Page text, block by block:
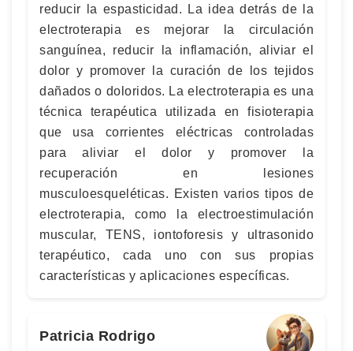
reducir la espasticidad. La idea detrás de la
electroterapia es mejorar la circulación
sanguínea, reducir la inflamación, aliviar el
dolor y promover la curación de los tejidos
dañados o doloridos. La electroterapia es una
técnica terapéutica utilizada en fisioterapia
que usa corrientes eléctricas controladas
para aliviar el dolor y promover la
recuperación en lesiones
musculoesqueléticas. Existen varios tipos de
electroterapia, como la electroestimulación
muscular, TENS, iontoforesis y ultrasonido
terapéutico, cada uno con sus propias
características y aplicaciones específicas.
Patricia Rodrigo